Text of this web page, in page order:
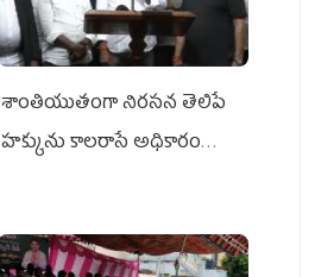
శాంతియుతంగా నిరసన తెలిపే
హక్కును కాలరాసే అధికారం